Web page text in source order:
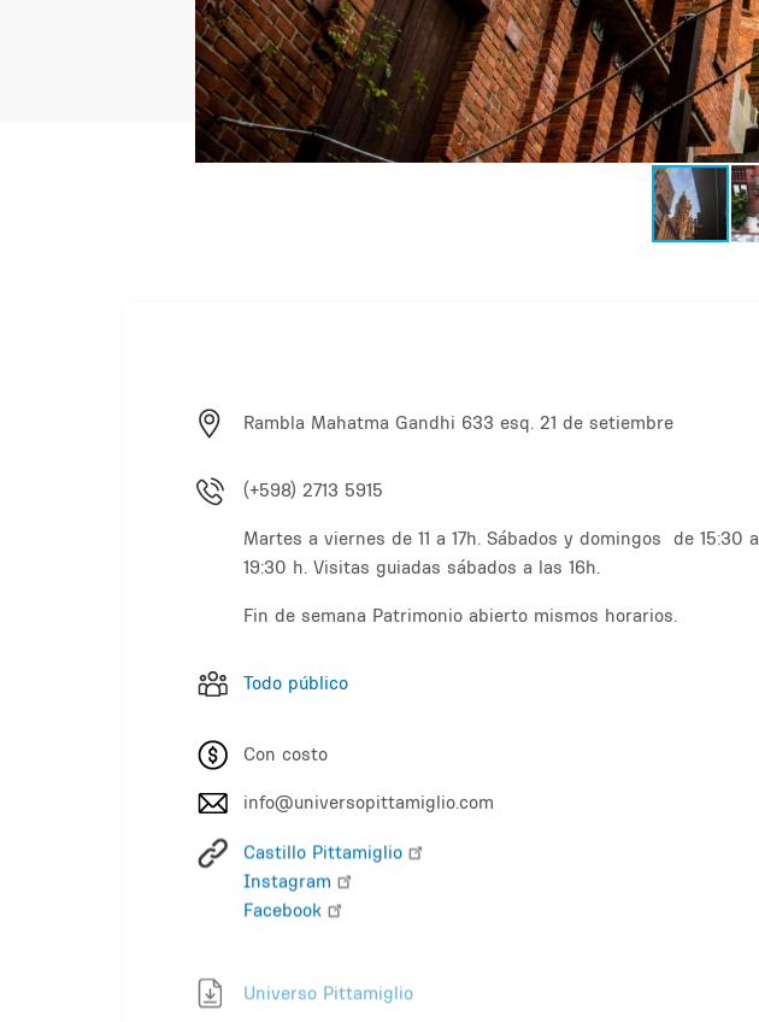
Rambla Mahatma Gandhi 633 esq. 21 de setiembre
(+598) 2713 5915
Martes a viernes de 11 a 17h. Sábados y domingos de 15:30 a
19:30 h. Visitas guiadas sábados a las 16h.
Fin de semana Patrimonio abierto mismos horarios.
Todo público
Con costo
info@universopittamiglio.com
Castillo Pittamiglio
Instagram
Facebook